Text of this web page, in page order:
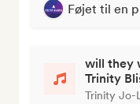
Føjet til en
will they
Trinity
Trinity Jo-